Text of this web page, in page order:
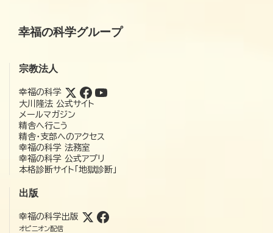
幸福の科学グループ
宗教法人
幸福の科学
大川隆法 公式サイト
メールマガジン
精舎へ行こう
精舎・支部へのアクセス
幸福の科学 法務室
幸福の科学 公式アプリ
本格診断サイト「地獄診断」
出版
幸福の科学出版
オピニオン配信